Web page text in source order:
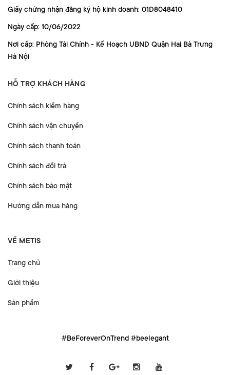
Giấy chứng nhận đăng ký hộ kinh doanh: 01D8048410
Ngày cấp: 10/06/2022
Nơi cấp: Phòng Tài Chính - Kế Hoạch UBND Quận Hai Bà Trưng
Hà Nội
HỖ TRỢ KHÁCH HÀNG
Chính sách kiểm hàng
Chính sách vận chuyển
Chính sách thanh toán
Chính sách đổi trả
Chính sách bảo mật
Hướng dẫn mua hàng
VỀ METIS
Trang chủ
Giới thiệu
Sản phẩm
#BeForeverOnTrend #beelegant